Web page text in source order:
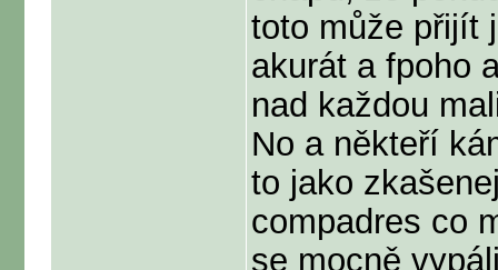
toto může přijít
akurát a fpoho
nad každou
No a někteří
to jako
compadres co
se mocně